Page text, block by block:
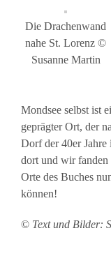
Die Drachenwand
nahe St. Lorenz ©
Susanne Martin
Mondsee selbst ist
geprägter Ort, der
Dorf der 40er Jahre
dort und wir fanden
Orte des Buches
können!
© Text und Bilder: